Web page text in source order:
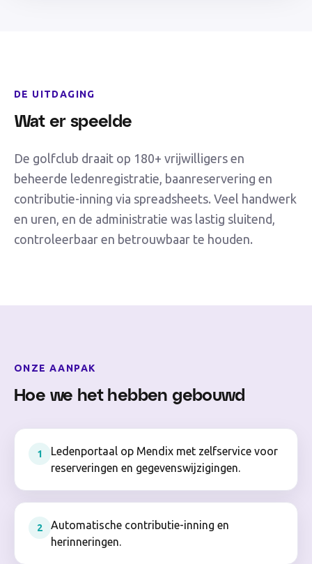
DE UITDAGING
Wat er speelde
De golfclub draait op 180+ vrijwilligers en
beheerde ledenregistratie, baanreservering en
contributie-inning via spreadsheets. Veel handwerk
en uren, en de administratie was lastig sluitend,
controleerbaar en betrouwbaar te houden.
ONZE AANPAK
Hoe we het hebben gebouwd
1
Ledenportaal op Mendix met zelfservice voor
reserveringen en gegevenswijzigingen.
2
Automatische contributie-inning en
herinneringen.